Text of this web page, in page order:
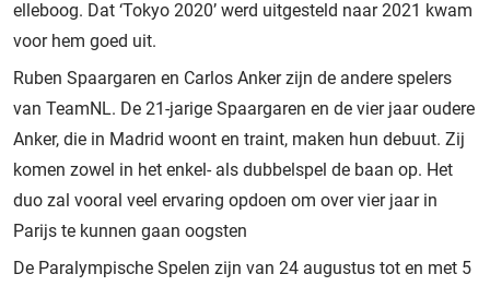
elleboog. Dat ‘Tokyo 2020’ werd uitgesteld naar 2021 kwam
voor hem goed uit.
Ruben Spaargaren en Carlos Anker zijn de andere spelers
van TeamNL. De 21-jarige Spaargaren en de vier jaar oudere
Anker, die in Madrid woont en traint, maken hun debuut. Zij
komen zowel in het enkel- als dubbelspel de baan op. Het
duo zal vooral veel ervaring opdoen om over vier jaar in
Parijs te kunnen gaan oogsten
De Paralympische Spelen zijn van 24 augustus tot en met 5